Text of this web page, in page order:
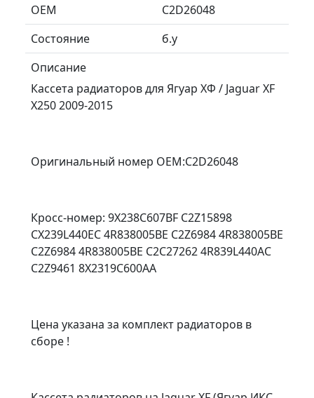
ОЕМ
C2D26048
Состояние
б.у
Описание
Кассета радиаторов для Ягуар ХФ / Jaguar XF
X250 2009-2015
Оригинальный номер OEM:C2D26048
Кросс-номер: 9X238C607BF C2Z15898
CX239L440EC 4R838005BE C2Z6984 4R838005BE
C2Z6984 4R838005BE C2C27262 4R839L440AC
C2Z9461 8X2319C600AA
Цена указана за комплект радиаторов в
сборе !